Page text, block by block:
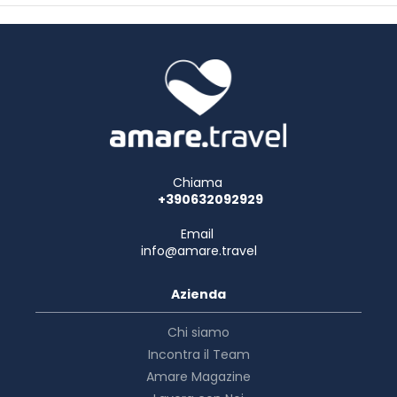
Chiama
+390632092929
Email
info@amare.travel
Azienda
Chi siamo
Incontra il Team
Amare Magazine